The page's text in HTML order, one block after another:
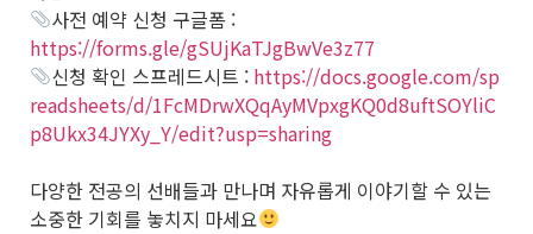
사전 예약 신청 구글폼 :
https://forms.gle/gSUjKaTJgBwVe3z77
신청 확인 스프레드시트 : https://docs.google.com/sp
readsheets/d/1FcMDrwXQqAyMVpxgKQ0d8uftSOYliC
p8Ukx34JYXy_Y/edit?usp=sharing
다양한 전공의 선배들과 만나며 자유롭게 이야기할 수 있는
소중한 기회를 놓치지 마세요